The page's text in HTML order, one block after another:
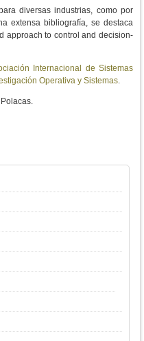
diversas industrias, como por
extensa bibliografía, se destaca
approach to control and decision-
Internacional de Sistemas
Operativa y Sistemas.